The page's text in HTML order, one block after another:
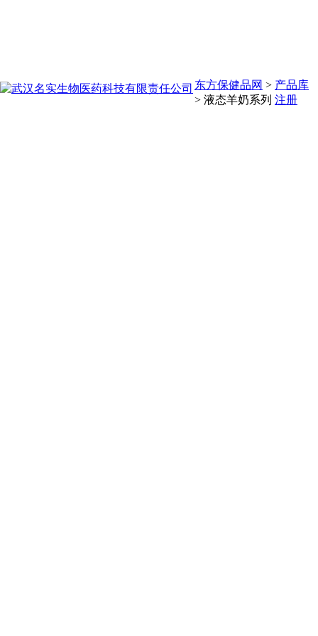
东方保健品网 > 产品库
> 液态羊奶系列 注册